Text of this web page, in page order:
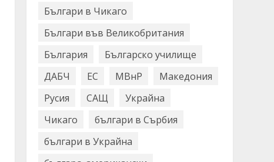
Българи в Чикаго
Българи във Великобритания
България
Българско училище
ДАБЧ
ЕС МВнР
Македония
Русия
САЩ
Украйна
Чикаго
българи в Сърбия
българи в Украйна